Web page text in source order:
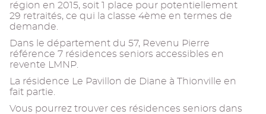
région en 2015, soit 1 place pour potentiellement
29 retraités, ce qui la classe 4ème en termes de
demande.
Dans le département du 57, Revenu Pierre
référence 7 résidences seniors accessibles en
revente LMNP.
La résidence Le Pavillon de Diane à Thionville en
fait partie.
Vous pourrez trouver ces résidences seniors dans